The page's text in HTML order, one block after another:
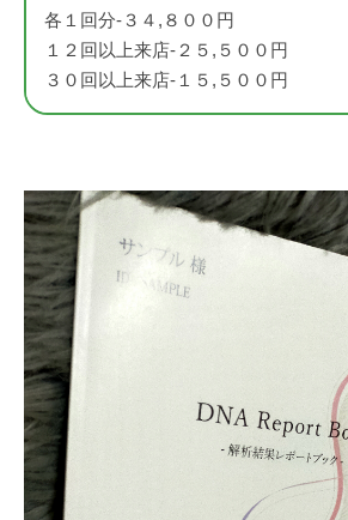
各１回分-３４,８００円
１２回以上来店-２５,５００円
３０回以上来店-１５,５００円